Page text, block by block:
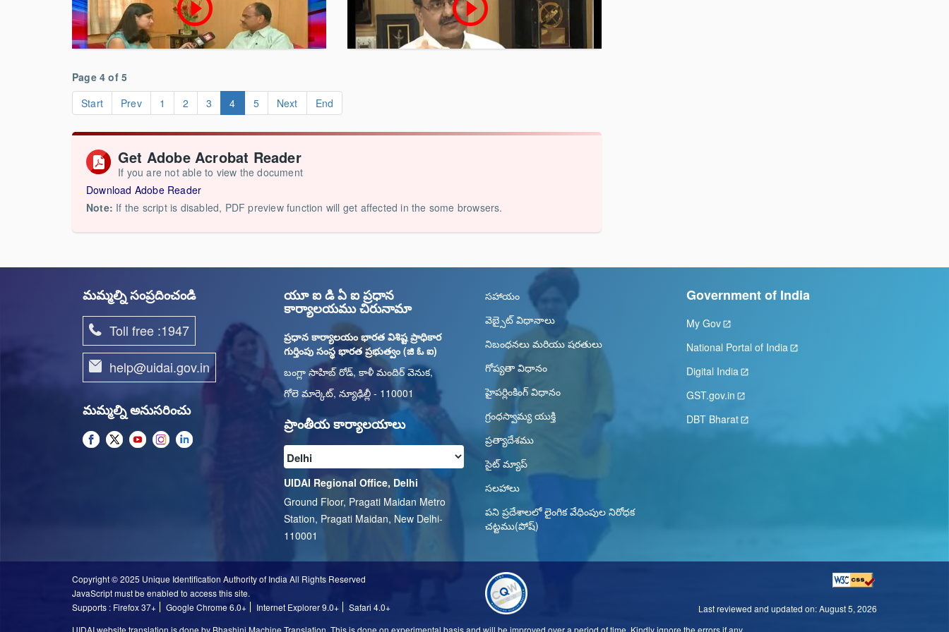
play_circle_outline play_circle_outline
Page 4 of 5
Start
Prev 1 2 3 4 5 Next End
Get Adobe Acrobat Reader
If you are not able to view the document
Download Adobe Reader
Note: If the script is disabled, PDF preview function will get affected in the some browsers.
మమ్మల్ని సంప్రదించండి
Toll free :1947
help@uidai.gov.in
మమ్మల్ని అనుసరించు
యూ ఐ డి ఏ ఐ ప్రధాన
కార్యాలయము చిరునామా
ప్రధాన కార్యాలయం భారత విశిష్ట ప్రాధికార
గుర్తింపు సంస్థ భారత ప్రభుత్వం (జి ఓ ఐ)
బంగ్లా సాహిబ్ రోడ్, కాళీ మందిర్ వెనుక,
గోలె మార్కెట్, న్యూఢిల్లీ - 110001
ప్రాంతీయ కార్యాలయాలు
UIDAI Regional Office, Delhi
Ground Floor, Pragati Maidan Metro
Station, Pragati Maidan, New Delhi-
110001
సహాయం
వెబ్సైట్ విధానాలు
నిబంధనలు మరియు షరతులు
గోప్యతా విధానం
హైపర్లింకింగ్ విధానం
గ్రంధస్వామ్య యుక్తి
ప్రత్యాదేశము
సైట్ మ్యాప్
సలహాలు
పని ప్రదేశాలలో లైంగిక వేధింపుల నిరోధక
చట్టము(పోష్)
Government of India
My Gov
National Portal of India
Digital India
GST.gov.in
DBT Bharat
Copyright © 2025 Unique Identification Authority of India All Rights Reserved
JavaScript must be enabled to access this site.
Supports : Firefox 37+
Google Chrome 6.0+ Internet Explorer 9.0+ Safari 4.0+ Last reviewed and updated on:August 5, 2026